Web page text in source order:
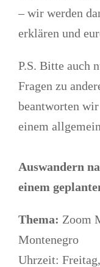
– wir werden
erklären und
P.S. Bitte auch
Fragen zu
beantworten
einem
Auswandern
einem
Thema: Zoom
Montenegro
Uhrzeit: